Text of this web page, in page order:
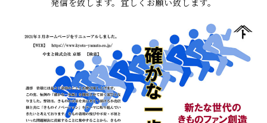
発信を致します。宜しくお願い致します。